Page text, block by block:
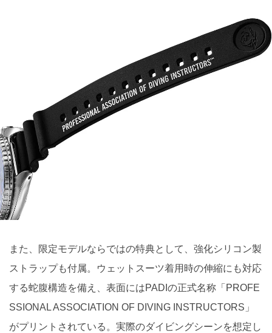
また、限定モデルならではの特典として、強化シリコン製
ストラップも付属。ウェットスーツ着用時の伸縮にも対応
する蛇腹構造を備え、表面にはPADIの正式名称「PROFE
SSIONAL ASSOCIATION OF DIVING INSTRUCTORS」
がプリントされている。実際のダイビングシーンを想定し